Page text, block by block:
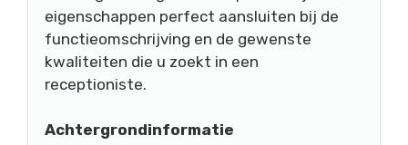
eigenschappen perfect aansluiten bij de
functieomschrijving en de gewenste
kwaliteiten die u zoekt in een
receptioniste.
Achtergrondinformatie